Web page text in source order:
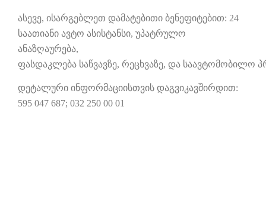
ასევე, ისარგებლეთ დამატებითი ბენეფიტებით: 24
საათიანი ავტო ასისტანსი, უპატრულო
ანაზღაურება,
ფასდაკლება საწვავზე, რეცხვაზე, და საავტომობილო
დეტალური ინფორმაციისთვის დაგვიკავშირდით:
595 047 687; 032 250 00 01